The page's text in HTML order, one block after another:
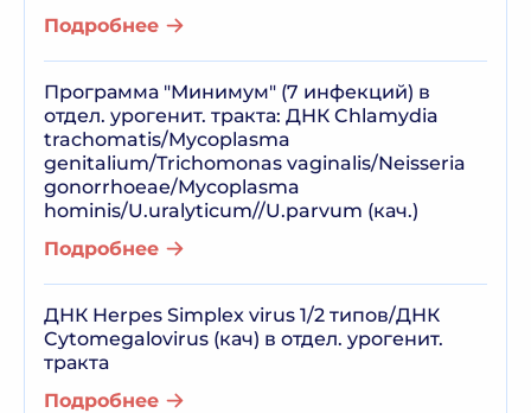
Подробнее
Программа "Минимум" (7 инфекций) в
отдел. урогенит. тракта: ДНК Chlamydia
trachomatis/Mycoplasma
genitalium/Trichomonas vaginalis/Neisseria
gonorrhoeae/Mycoplasma
hominis/U.uralyticum//U.parvum (кач.)
Подробнее
ДНК Herpes Simplex virus 1/2 типов/ДНК
Cytomegalovirus (кач) в отдел. урогенит.
тракта
Подробнее